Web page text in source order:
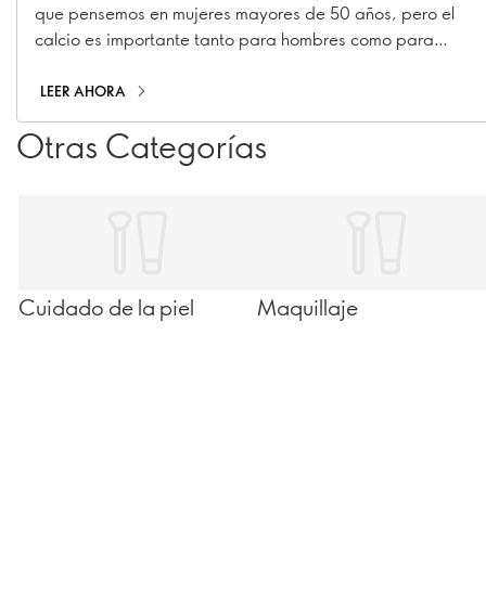
que pensemos en mujeres mayores de 50 años, pero el
calcio es importante tanto para hombres como para
edad adulta. Descubre por qué el calcio es importante a
todas las edades y cómo puedes asegurarte de que tú y
tus seres queridos reciben la cantidad suficiente.
LEER AHORA
Otras Categorías
Cuidado de la piel Maquillaje